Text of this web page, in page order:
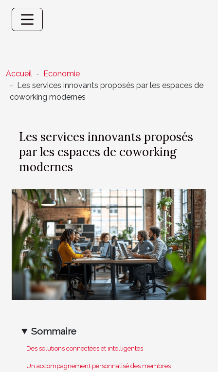
Accueil
Economie
Les services innovants proposés par les espaces de
coworking modernes
Les services innovants proposés
par les espaces de coworking
modernes
Sommaire
Des solutions connectées et intelligentes
Un accompagnement personnalisé des membres